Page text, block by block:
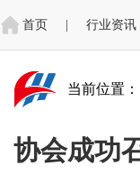
首页 行业资讯
当前位置：
协会成功